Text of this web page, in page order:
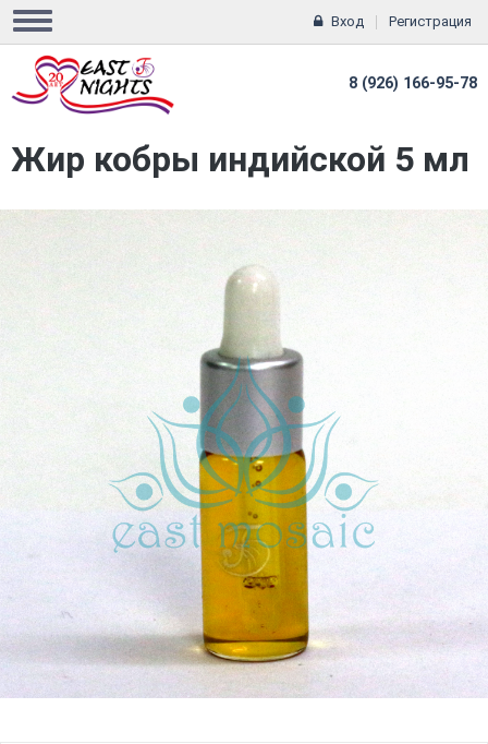
Вход Регистрация
8 (926) 166-95-78
Жир кобры индийской 5 мл